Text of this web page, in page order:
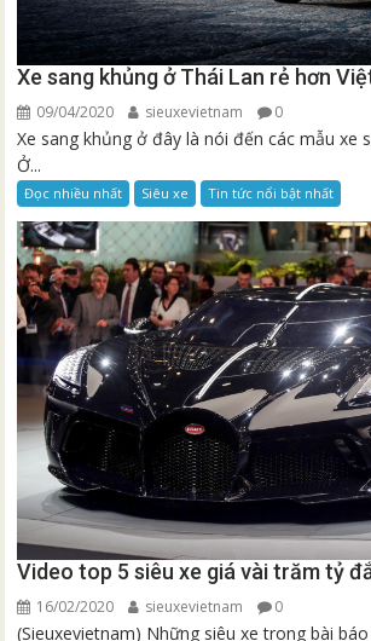
Xe sang khủng ở Thái Lan rẻ hơn
09/04/2020 sieuxevietnam 0
Xe sang khủng ở đây là nói đến các mẫu xe
Ở...
Đọc nhiều nhất Siêu xe Tin tức nổi bật nhất
Video top 5 siêu xe giá vài trăm tỷ
16/02/2020 sieuxevietnam 0
(Sieuxevietnam) Những siêu xe trong bài